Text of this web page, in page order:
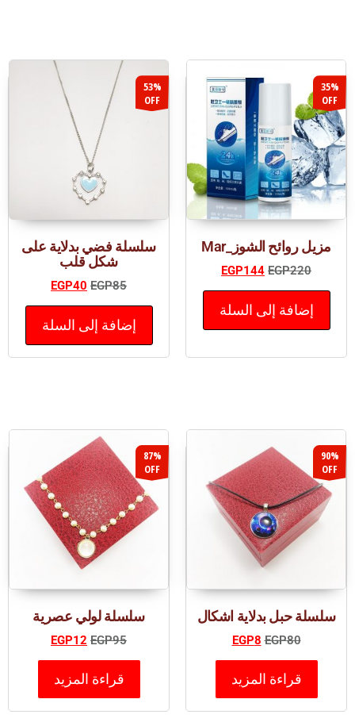
35%
OFF
مزيل روائح الشوز_Mar
EGP220
EGP144
إضافة إلى السلة
53%
OFF
سلسلة فضي بدلاية على
شكل قلب
EGP85
EGP40
إضافة إلى السلة
90%
OFF
سلسلة حبل بدلاية اشكال
EGP80
EGP8
قراءة المزيد
87%
OFF
سلسلة لولي عصرية
EGP95
EGP12
قراءة المزيد